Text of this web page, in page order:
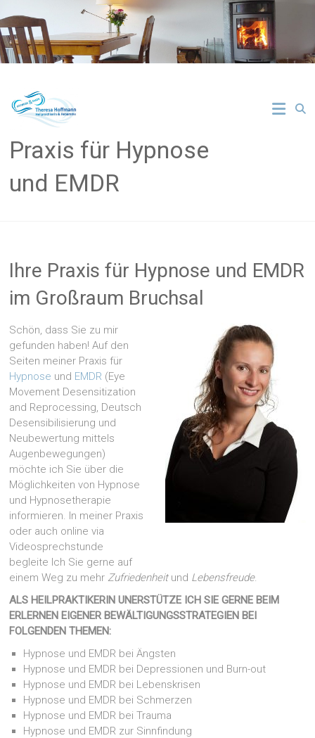
Inhalt
springen
Praxis für Hypnose
und EMDR
Ihre Praxis für Hypnose und EMDR
im Großraum Bruchsal
Schön, dass Sie zu mir
gefunden haben! Auf den
Seiten meiner Praxis für
Hypnose und EMDR (Eye
Movement Desensitization
and Reprocessing , Deutsch
Desensibilisierung und
Neubewertung mittels
Augenbewegungen)
möchte ich Sie über die
Möglichkeiten von Hypnose
und Hypnosetherapie
informieren. In meiner Praxis
oder auch online via
Videosprechstunde
begleite Ich Sie gerne auf
einem Weg zu mehr Zufriedenheitund Lebensfreude.
ALS HEILPRAKTIKERIN UNERSTÜTZE ICH SIE GERNE BEIM
ERLERNEN EIGENER BEWÄLTIGUNGSSTRATEGIEN BEI
FOLGENDEN THEMEN:
Hypnose und EMDR bei Ängsten
Hypnose und EMDR bei Depressionen und Burn-out
Hypnose und EMDR bei Lebenskrisen
Hypnose und EMDR bei Schmerzen
Hypnose und EMDR bei Trauma
Hypnose und EMDR zur Sinnfindung